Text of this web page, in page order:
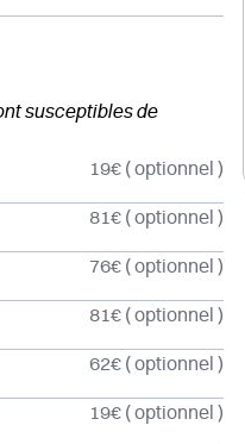
susceptibles de
19€ ( optionnel )
81€ ( optionnel )
76€ ( optionnel )
81€ ( optionnel )
62€ ( optionnel )
19€ ( optionnel )